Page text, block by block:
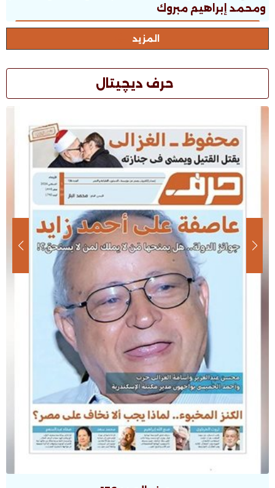
ومحمد إبراهيم مبروك
المزيد
حرف ديچيتال